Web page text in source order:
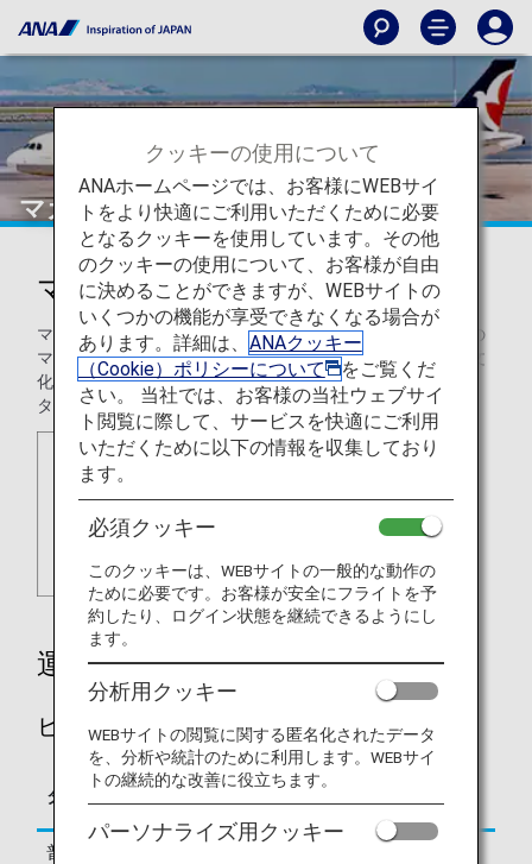
マカオ航空（NX）
マカオ航空（NX）
マカオ航空はマカオを拠点とする地域航空。航空網を近年の
マカオの急速な成長に合わせ、特にマカオがユネスコ世界文
化遺産に登録された後に拡大し、現在は台湾、韓国、日本、
タイなどのアジア諸国にも乗り入れています。
運賃別積算率
ビジネスクラス
タイプ
区間基本マイレージに
対する積算率
普通運賃
クッキーの使用について
ANAホームページでは、お客様にWEBサイ
トをより快適にご利用いただくために必要
となるクッキーを使用しています。その他
のクッキーの使用について、お客様が自由
に決めることができますが、WEBサイトの
いくつかの機能が享受できなくなる場合が
あります。詳細は、 ANAクッキー
（Cookie）ポリシーについて
をご覧くだ
さい。 当社では、お客様の当社ウェブサイ
ト閲覧に際して、サービスを快適にご利用
いただくために以下の情報を収集しており
ます。
必須クッキー
このクッキーは、WEBサイトの一般的な動作の
ために必要です。お客様が安全にフライトを予
約したり、ログイン状態を継続できるようにし
ます。
分析用クッキー
WEBサイトの閲覧に関する匿名化されたデータ
を、分析や統計のために利用します。WEBサイ
トの継続的な改善に役立ちます。
パーソナライズ用クッキー